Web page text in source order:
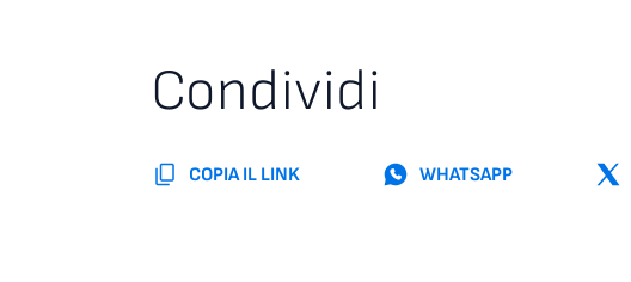
Condividi
COPIA IL LINK WHATSAPP